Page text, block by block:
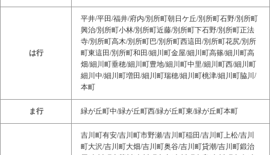
は行
平井/平田/福井/府内/別所町朝日ケ丘/別所町石野/別所町
興治/別所町小林/別所町近藤/別所町下石野/別所町正法
寺/別所町高木/別所町巴/別所町西這田/別所町花尻/別所
町東這田/別所町和田/細川町金屋/細川町高篠/細川町高
畑/細川町垂穂/細川町豊地/細川町中里/細川町西/細川町
細川中/細川町増田/細川町瑞穂/細川町桃津/細川町脇川/
本町
ま行 緑が丘町中/緑が丘町西/緑が丘町東/緑が丘町本町
吉川町有安/吉川町市野瀬/吉川町稲田/吉川町上松/吉川
町大沢/吉川町大畑/吉川町奥谷/吉川町貸潮/吉川町鍛治